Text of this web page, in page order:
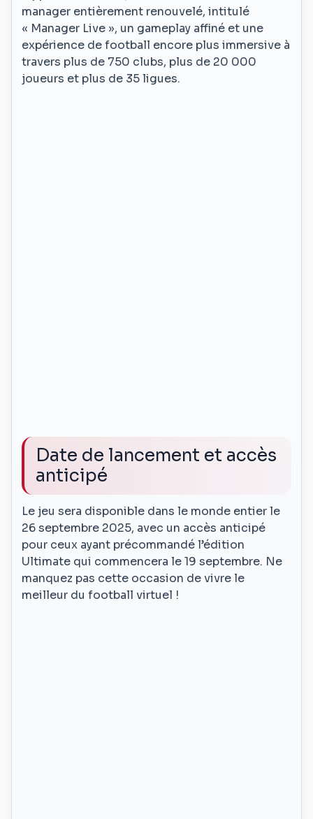
manager entièrement renouvelé, intitulé
« Manager Live », un gameplay affiné et une
expérience de football encore plus immersive à
travers plus de 750 clubs, plus de 20 000
joueurs et plus de 35 ligues.
Date de lancement et accès
anticipé
Le jeu sera disponible dans le monde entier le
26 septembre 2025, avec un accès anticipé
pour ceux ayant précommandé l’édition
Ultimate qui commencera le 19 septembre. Ne
manquez pas cette occasion de vivre le
meilleur du football virtuel !